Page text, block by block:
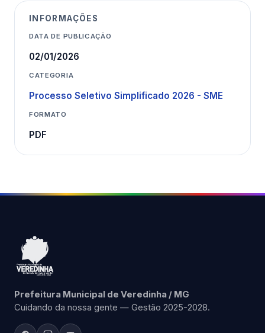
INFORMAÇÕES
DATA DE PUBLICAÇÃO
02/01/2026
CATEGORIA
Processo Seletivo Simplificado 2026 - SME
FORMATO
PDF
Prefeitura Municipal de Veredinha / MG
Cuidando da nossa gente — Gestão 2025-2028.